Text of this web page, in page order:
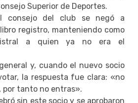
Superior de Deportes.
consejo del club se negó a
registro, manteniendo como
a quien ya no era el
y, cuando el nuevo socio
la respuesta fue clara: «no
por tanto no entras».
sin este socio y se aprobaron